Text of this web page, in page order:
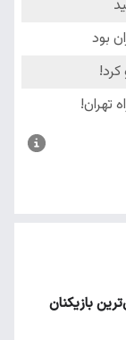
بازیکنان